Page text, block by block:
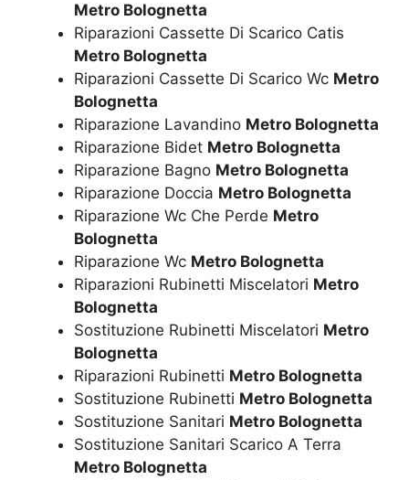
Metro Bolognetta
Riparazioni Cassette Di Scarico Catis
Metro Bolognetta
Riparazioni Cassette Di Scarico Wc Metro
Bolognetta
Riparazione Lavandino Metro Bolognetta
Riparazione Bidet Metro Bolognetta
Riparazione Bagno Metro Bolognetta
Riparazione Doccia Metro Bolognetta
Riparazione Wc Che Perde Metro
Bolognetta
Riparazione Wc Metro Bolognetta
Riparazioni Rubinetti Miscelatori Metro
Bolognetta
Sostituzione Rubinetti Miscelatori Metro
Bolognetta
Riparazioni Rubinetti Metro Bolognetta
Sostituzione Rubinetti Metro Bolognetta
Sostituzione Sanitari Metro Bolognetta
Sostituzione Sanitari Scarico A Terra
Metro Bolognetta